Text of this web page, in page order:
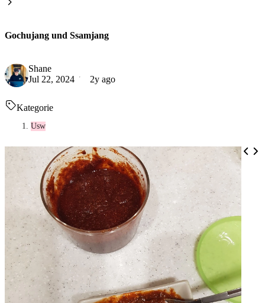
Gochujang und Ssamjang
Shane
Jul 22, 2024
2y ago
Kategorie
Usw